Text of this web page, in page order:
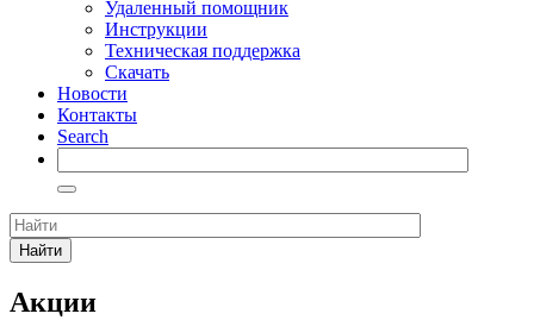
Удаленный помощник
Инструкции
Техническая поддержка
Скачать
Новости
Контакты
Search
Найти
Акции